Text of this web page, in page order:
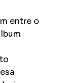
entre o